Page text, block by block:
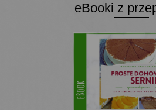
eBooki z